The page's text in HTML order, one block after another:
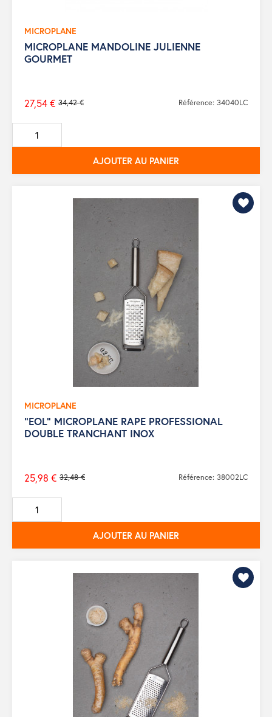
MICROPLANE
MICROPLANE MANDOLINE JULIENNE
GOURMET
Prix
de
base
34,42 €
27,54 € Référence: 34040LC
AJOUTER AU PANIER
MICROPLANE
"EOL" MICROPLANE RAPE PROFESSIONAL
DOUBLE TRANCHANT INOX
Prix
de
base
32,48 €
25,98 € Référence: 38002LC
AJOUTER AU PANIER